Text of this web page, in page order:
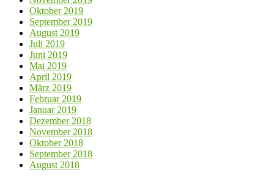
Oktober 2019
September 2019
August 2019
Juli 2019
Juni 2019
Mai 2019
April 2019
März 2019
Februar 2019
Januar 2019
Dezember 2018
November 2018
Oktober 2018
September 2018
August 2018